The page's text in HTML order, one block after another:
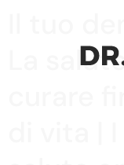
La
di vita |